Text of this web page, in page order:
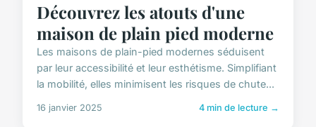
Découvrez les atouts d'une
maison de plain pied moderne
Les maisons de plain-pied modernes séduisent
par leur accessibilité et leur esthétisme. Simplifiant
la mobilité, elles minimisent les risques de chute...
16 janvier 2025 4 min de lecture →